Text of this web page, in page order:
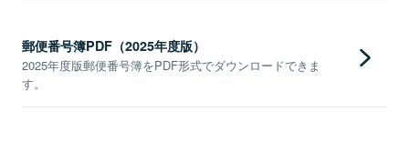
郵便番号簿PDF（2025年度版）
2025年度版郵便番号簿をPDF形式でダウンロードできま
す。